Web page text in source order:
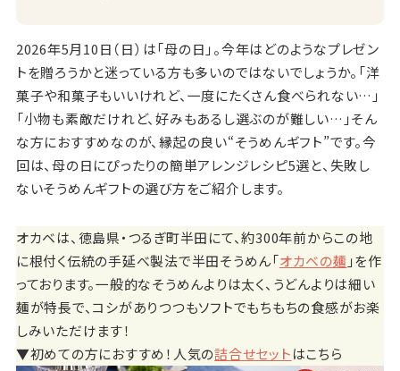
2026年5月10日（日）は「母の日」。今年はどのようなプレゼン
トを贈ろうかと迷っている方も多いのではないでしょうか。「洋
菓子や和菓子もいいけれど、一度にたくさん食べられない…」
「小物も素敵だけれど、好みもあるし選ぶのが難しい…」そん
な方におすすめなのが、縁起の良い“そうめんギフト”です。今
回は、母の日にぴったりの簡単アレンジレシピ5選と、失敗し
ないそうめんギフトの選び方をご紹介します。
オカベは、徳島県・つるぎ町半田にて、約300年前からこの地
に根付く伝統の手延べ製法で半田そうめん「オカベの麺 」を作
っております。一般的なそうめんよりは太く、うどんよりは細い
麺が特長で、コシがありつつもソフトでもちもちの食感がお楽
しみいただけます！
▼初めての方におすすめ！人気の詰合せセットはこちら